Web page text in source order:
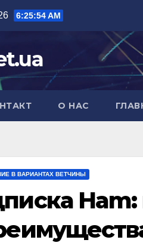
6:25:55 AM
О НАС
В ВАРИАНТАХ ВЕТЧИНЫ